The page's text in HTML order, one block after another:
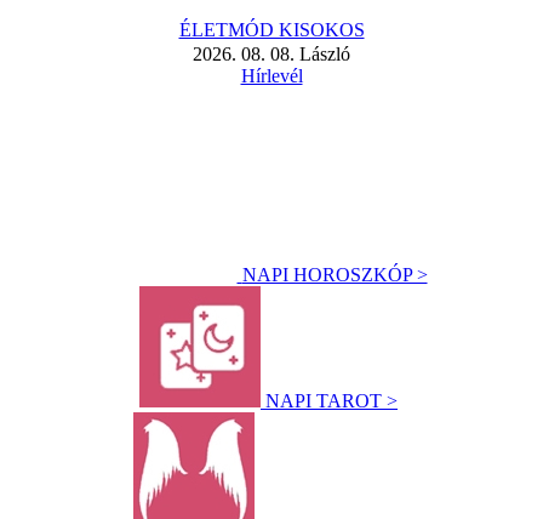
ÉLETMÓD KISOKOS
2026. 08. 08. László
Hírlevél
NAPI HOROSZKÓP >
NAPI TAROT >